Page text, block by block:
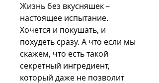
Жизнь без вкусняшек –
настоящее испытание.
Хочется и покушать, и
похудеть сразу. А что если мы
скажем, что есть такой
секретный ингредиент,
который даже не позволит